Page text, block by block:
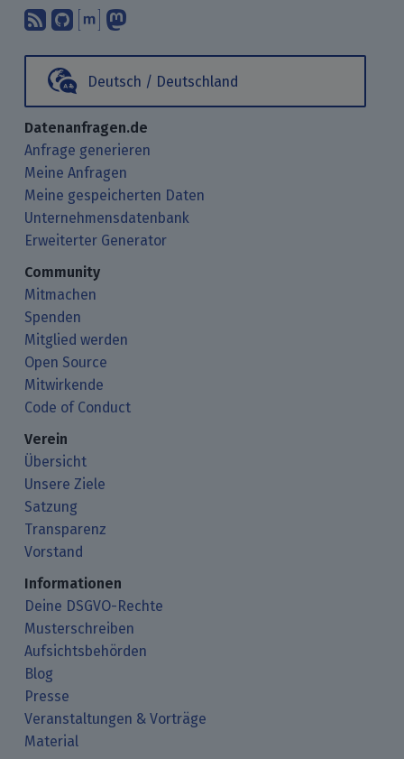
Abonniere unsere Blogbeiträge mit
Finde uns bei GitHub.
Unterhalte Dich mit uns über
Deutsch / Deutschland
Datenanfragen.de
Anfrage generieren
Meine Anfragen
Meine gespeicherten Daten
Unternehmensdatenbank
Erweiterter Generator
Community
Mitmachen
Spenden
Mitglied werden
Open Source
Mitwirkende
Code of Conduct
Verein
Übersicht
Unsere Ziele
Satzung
Transparenz
Vorstand
Informationen
Deine DSGVO-Rechte
Musterschreiben
Aufsichtsbehörden
Blog
Presse
Veranstaltungen & Vorträge
Material